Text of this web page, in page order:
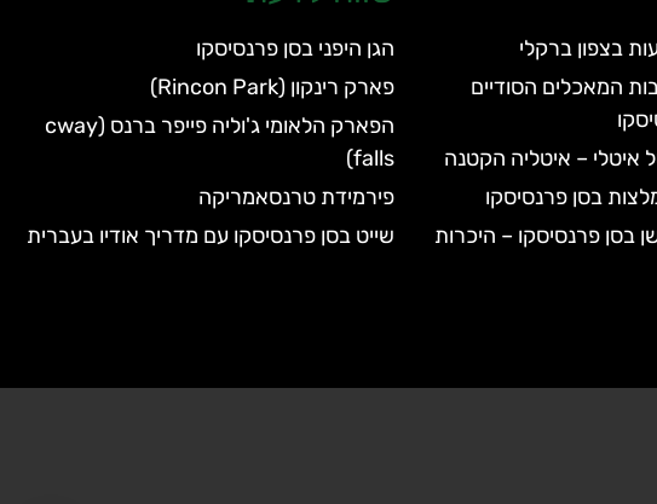
המאכלים הסודיים
איטלי – איטליה הקטנה
בסן פרנסיסקו
בסן פרנסיסקו – היכרות
הגן היפני בסן פרנסיסקו
פארק רינקון (Rincon Park)
הפארק הלאומי ג'וליה פייפר ברנס (cway
falls)
פירמידת טרנסאמריקה
שייט בסן פרנסיסקו עם מדריך אודיו בעברית